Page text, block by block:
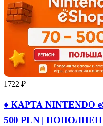
1722 ₽
♦️ КАРТА NINTENDO
500 PLN |